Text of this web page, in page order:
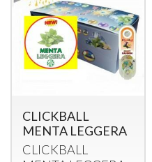
CLICKBALL
MENTA LEGGERA
CLICKBALL